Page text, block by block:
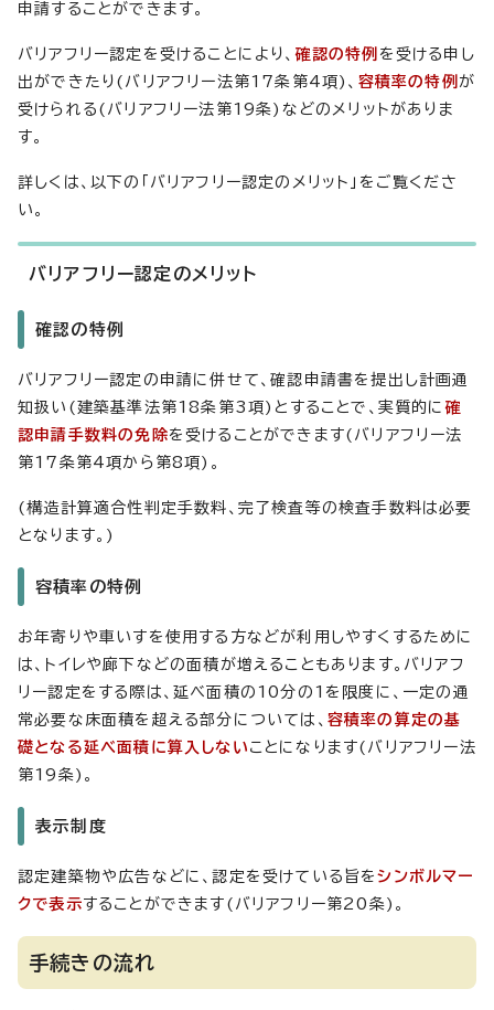
申請することができます。
バリアフリー認定を受けることにより、確認の特例 を受ける申し
出ができたり(バリアフリー法第17条第4項)、 容積率の特例 が
受けられる(バリアフリー法第19条)などのメリットがありま
す。
詳しくは、以下の「バリアフリー認定のメリット」をご覧くださ
い。
バリアフリー認定のメリット
確認の特例
バリアフリー認定の申請に併せて、確認申請書を提出し計画通
知扱い(建築基準法第18条第3項)とすることで、実質的に確
認申請手数料の免除を受けることができます(バリアフリー法
第17条第4項から第8項)。
(構造計算適合性判定手数料、完了検査等の検査手数料は必要
となります。)
容積率の特例
お年寄りや車いすを使用する方などが利用しやすくするために
は、トイレや廊下などの面積が増えることもあります。バリアフ
リー認定をする際は、延べ面積の10分の1を限度に、一定の通
常必要な床面積を超える部分については、 容積率の算定の基
礎となる延べ面積に算入しない ことになります(バリアフリー法
第19条)。
表示制度
認定建築物や広告などに、認定を受けている旨をシンボルマー
クで表示することができます(バリアフリー第20条)。
手続きの流れ